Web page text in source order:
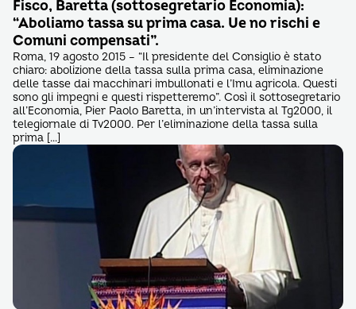
Fisco, Baretta (sottosegretario Economia):
“Aboliamo tassa su prima casa. Ue no rischi e
Comuni compensati”.
Roma, 19 agosto 2015 – “Il presidente del Consiglio è stato
chiaro: abolizione della tassa sulla prima casa, eliminazione
delle tasse dai macchinari imbullonati e l’Imu agricola. Questi
sono gli impegni e questi rispetteremo”. Così il sottosegretario
all’Economia, Pier Paolo Baretta, in un’intervista al Tg2000, il
telegiornale di Tv2000. Per l’eliminazione della tassa sulla
prima […]